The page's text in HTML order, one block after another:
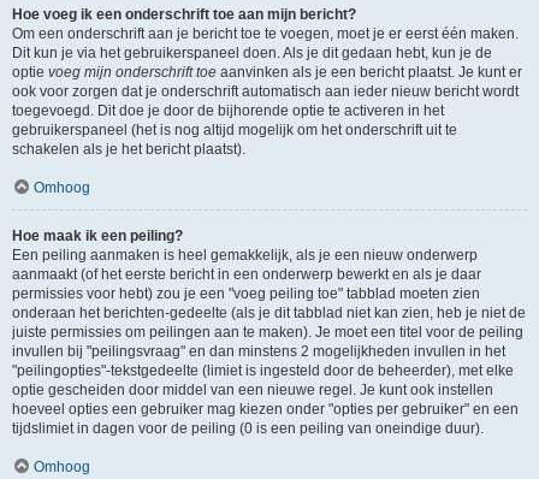
Hoe voeg ik een onderschrift toe aan mijn bericht?
Om een onderschrift aan je bericht toe te voegen, moet je er eerst één maken.
Dit kun je via het gebruikerspaneel doen. Als je dit gedaan hebt, kun je de
optie voeg mijn onderschrift toe aanvinken als je een bericht plaatst. Je kunt er
ook voor zorgen dat je onderschrift automatisch aan ieder nieuw bericht wordt
toegevoegd. Dit doe je door de bijhorende optie te activeren in het
gebruikerspaneel (het is nog altijd mogelijk om het onderschrift uit te
schakelen als je het bericht plaatst).
Omhoog
Hoe maak ik een peiling?
Een peiling aanmaken is heel gemakkelijk, als je een nieuw onderwerp
aanmaakt (of het eerste bericht in een onderwerp bewerkt en als je daar
permissies voor hebt) zou je een "voeg peiling toe" tabblad moeten zien
onderaan het berichten-gedeelte (als je dit tabblad niet kan zien, heb je niet de
juiste permissies om peilingen aan te maken). Je moet een titel voor de peiling
invullen bij "peilingsvraag" en dan minstens 2 mogelijkheden invullen in het
"peilingopties"-tekstgedeelte (limiet is ingesteld door de beheerder), met elke
optie gescheiden door middel van een nieuwe regel. Je kunt ook instellen
hoeveel opties een gebruiker mag kiezen onder "opties per gebruiker" en een
tijdslimiet in dagen voor de peiling (0 is een peiling van oneindige duur).
Omhoog